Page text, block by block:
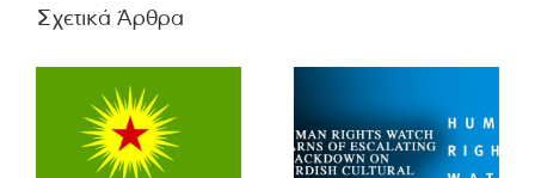
Σχετικά Άρθρα